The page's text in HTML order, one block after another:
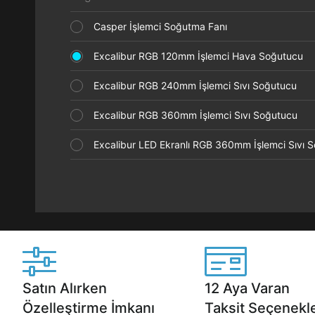
Casper İşlemci Soğutma Fanı
Excalibur RGB 120mm İşlemci Hava Soğutucu
Excalibur RGB 240mm İşlemci Sıvı Soğutucu
Excalibur RGB 360mm İşlemci Sıvı Soğutucu
Excalibur LED Ekranlı RGB 360mm İşlemci
Satın Alırken
Özelleştirme İmkanı
12 Aya Varan
Taksit